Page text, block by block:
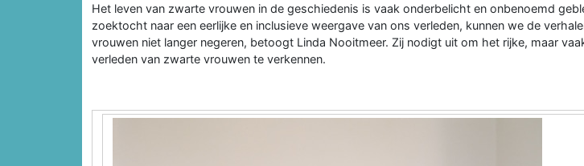
Het leven van zwarte vrouwen in de geschiedenis is vaak onderbelicht en onbenoemd
zoektocht naar een eerlijke en inclusieve weergave van ons verleden, kunnen we de
vrouwen niet langer negeren, betoogt Linda Nooitmeer. Zij nodigt uit om het rijke, maar
verleden van zwarte vrouwen te verkennen.